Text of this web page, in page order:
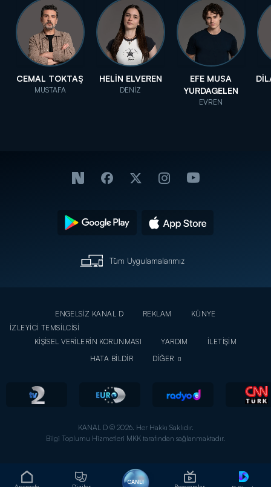
CANLI
CEMAL TOKTAŞ
MUSTAFA
HELİN ELVEREN
DENİZ
EFE MUSA
YURDAGELEN
EVREN
Tüm Uygulamalarımız
ENGELSİZ KANAL D REKLAM
KÜNYE
İZLEYİCİ TEMSİLCİSİ
KİŞİSEL VERİLERİN KORUNMASI
YARDIM
İLETİŞİM
HATA BİLDİR
DİĞER
KANAL D © 2026. Her Hakkı Saklıdır.
Bilgi Toplumu Hizmetleri MKK tarafından sağlanmaktadır.